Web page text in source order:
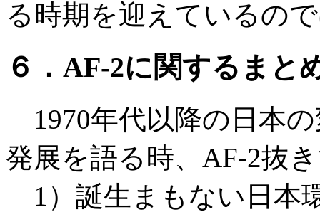
る時期を迎えているの
６．AF-2に関するまと
1970年代以降の日本
発展を語る時、AF-2抜
1）誕生まもない日本